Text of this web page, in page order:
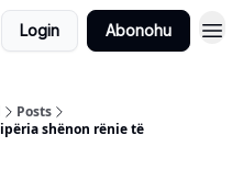
Login Abonohu
Posts
shënon rënie të